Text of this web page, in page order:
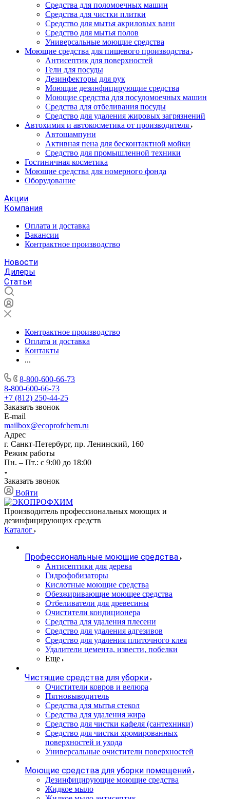
Средства для поломоечных машин
Средства для чистки плитки
Средство для мытья акриловых ванн
Средство для мытья полов
Универсальные моющие средства
Моющие средства для пищевого производства
Антисептик для поверхностей
Гели для посуды
Дезинфекторы для рук
Моющие дезинфицирующие средства
Моющие средства для посудомоечных машин
Средства для отбеливания посуды
Средство для удаления жировых загрязнений
Автохимия и автокосметика от производителя
Автошампуни
Активная пена для бесконтактной мойки
Средство для промышленной техники
Гостиничная косметика
Моющие средства для номерного фонда
Оборудование
Акции
Компания
Оплата и доставка
Вакансии
Контрактное производство
Новости
Дилеры
Статьи
Контрактное производство
Оплата и доставка
Контакты
...
8-800-600-66-73
8-800-600-66-73
+7 (812) 250-44-25
Заказать звонок
E-mail
mailbox@ecoprofchem.ru
Адрес
г. Санкт-Петербург, пр. Ленинский, 160
Режим работы
Пн. – Пт.: с 9:00 до 18:00
Заказать звонок
Войти
Производитель профессиональных моющих и
дезинфицирующих средств
Каталог
Профессиональные моющие средства
Антисептики для дерева
Гидрофобизаторы
Кислотные моющие средства
Обезжиривающие моющее средства
Отбеливатели для древесины
Очистители кондиционера
Средства для удаления плесени
Средство для удаления адгезивов
Средство для удаления плиточного клея
Удалители цемента, извести, побелки
Еще
Чистящие средства для уборки
Очистители ковров и велюра
Пятновыводитель
Средства для мытья стекол
Средства для удаления жира
Средство для чистки кафеля (сантехники)
Средство для чистки хромированных
поверхностей и ухода
Универсальные очистители поверхностей
Моющие средства для уборки помещений
Дезинфицирующие моющие средства
Жидкое мыло